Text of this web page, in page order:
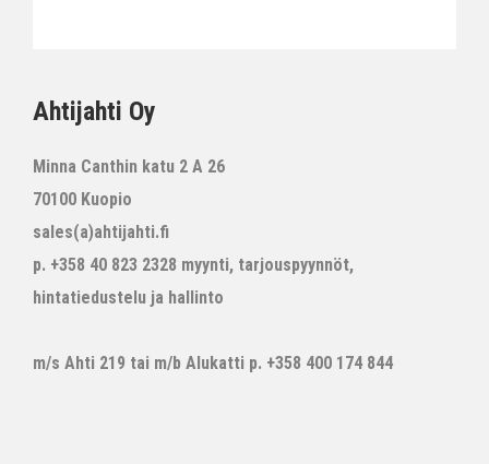
Ahtijahti Oy
Minna Canthin katu 2 A 26
70100 Kuopio
sales(a)ahtijahti.fi
p. +358 40 823 2328 myynti, tarjouspyynnöt,
hintatiedustelu ja hallinto
m/s Ahti 219 tai m/b Alukatti p. +358 400 174 844